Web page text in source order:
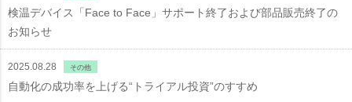
検温デバイス「Face to Face」サポート終了および部品販売終了の
お知らせ
2025.08.28 その他
自動化の成功率を上げる“トライアル投資”のすすめ